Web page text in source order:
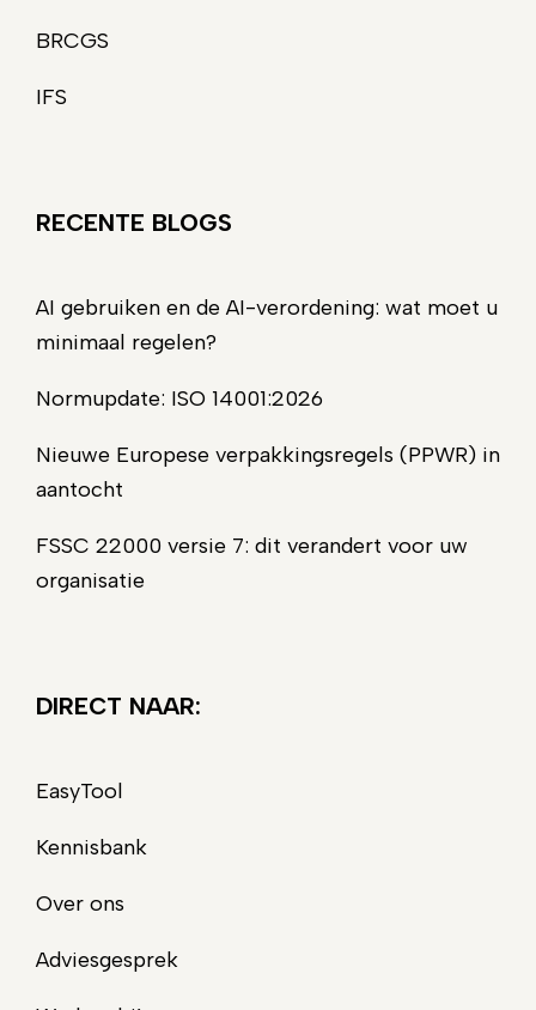
BRCGS
IFS
RECENTE BLOGS
AI gebruiken en de AI-verordening: wat moet u
minimaal regelen?
Normupdate: ISO 14001:2026
Nieuwe Europese verpakkingsregels (PPWR) in
aantocht
FSSC 22000 versie 7: dit verandert voor uw
organisatie
DIRECT NAAR:
EasyTool
Kennisbank
Over ons
Adviesgesprek